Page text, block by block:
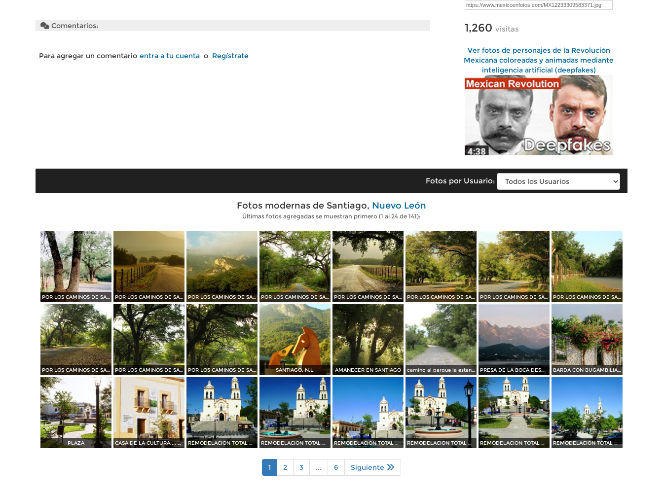
Comentarios:
Para agregar un comentario entra a tu cuenta o Regístrate
1,260 visitas
Ver fotos de personajes de la Revolución
Mexicana coloreadas y animadas mediante
inteligencia artificial (deepfakes)
Fotos por Usuario:
Fotos modernas de Santiago, Nuevo León
Últimas fotos agregadas se muestran primero (1 al 24 de 141):
POR LOS CAMINOS DE SANTIAGO POR LOS CAMINOS DE SANTIAGO POR LOS CAMINOS DE SANTIAGO POR LOS CAMINOS DE SANTIAGO POR LOS CAMINOS DE SANTIAGO POR LOS CAMINOS DE SANTIAGO POR LOS CAMINOS DE SANTIAGO POR LOS CAMINOS DE SANTIAGO
POR LOS CAMINOS DE SANTIAGO POR LOS CAMINOS DE SANTIAGO POR LOS CAMINOS DE SANTIAGO SANTIAGO, N.L. AMANECER EN SANTIAGO camino al parque la estanzuela PRESA DE LA BOCA DESDE BAHIA ESCONDIDA....35 MM BARDA CON BUGAMBILIAS....35 mm
PLAZA CASA DE LA CULTURA.... 35 mm REMODELACION TOTAL DE PLAZA OCAMPO (2010) REMODELACION TOTAL DE PLAZA OCAMPO (2010) REMODELACION TOTAL DE PLAZA OCAMPO (2010) REMODELACION TOTAL DE PLAZA OCAMPO (2010) REMODELACION TOTAL DE PLAZA OCAMPO (2010) REMODELACION TOTAL DE PLAZA OCAMPO (2010)
1 2 3 ... 6 Siguiente